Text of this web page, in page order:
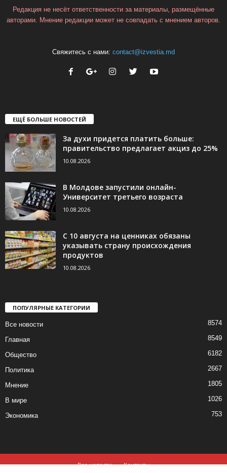
Редакция не несёт ответственности за материалы, размещённые
авторами. Мнение редакции может не совпадать с мнением авторов.
Свяжитесь с нами: contact@izvestia.md
ЕЩЁ БОЛЬШЕ НОВОСТЕЙ
За духи придется платить больше:
правительство предлагает акциз до 25%
10.08.2026
В Молдове запустили онлайн-
Университет третьего возраста
10.08.2026
С 10 августа на ценниках обязаны
указывать страну происхождения
продуктов
10.08.2026
ПОПУЛЯРНЫЕ КАТЕГОРИИ
Все новости 8574
Главная 8549
Общество 6182
Политика 2667
Мнение 1805
В мире 1026
Экономика 753
Все новости Контакты